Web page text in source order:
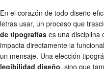
En el corazón de todo diseño
letras usar, un proceso que
de tipografías es una disciplina
impacta directamente la
un mensaje. Una elección
legibilidad diseño, sino que